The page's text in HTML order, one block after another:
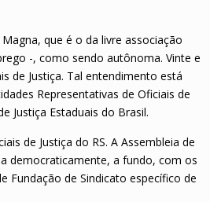
que é o da livre associação
-, como sendo autônoma. Vinte e
de Justiça. Tal entendimento está
Representativas de Oficiais de
Justiça Estaduais do Brasil.
de Justiça do RS. A Assembleia de
democraticamente, a fundo, com os
Fundação de Sindicato específico de